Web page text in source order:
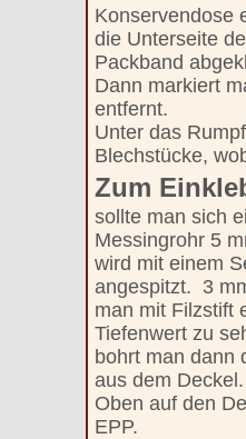
Konservendose
die Unterseite
Packband
Dann markiert
entfernt.
Unter das
Blechstücke,
Zum
sollte man sich
Messingrohr 5
wird mit einem
angespitzt. 3
man mit Filzstift
Tiefenwert zu
bohrt man dann
aus dem
Oben auf den
EPP.